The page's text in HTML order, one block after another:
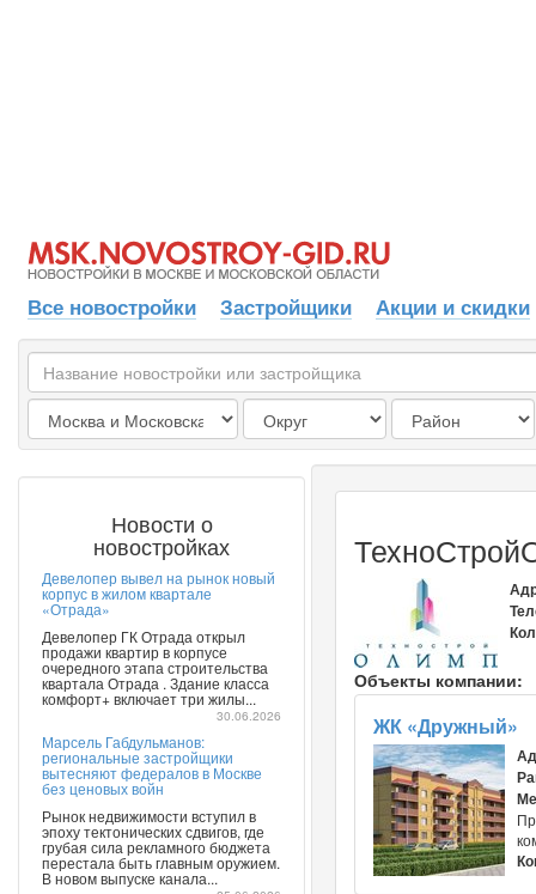
Все новостройки Застройщики Акции и скидки
Новости о
новостройках
Девелопер вывел на рынок новый
корпус в жилом квартале
«Отрада»
Девелопер ГК Отрада открыл
продажи квартир в корпусе
очередного этапа строительства
квартала Отрада . Здание класса
комфорт+ включает три жилы...
30.06.2026
Марсель Габдульманов:
региональные застройщики
вытесняют федералов в Москве
без ценовых войн
Рынок недвижимости вступил в
эпоху тектонических сдвигов, где
грубая сила рекламного бюджета
перестала быть главным оружием.
В новом выпуске канала...
Объекты компании:
ЖК «Дружный»